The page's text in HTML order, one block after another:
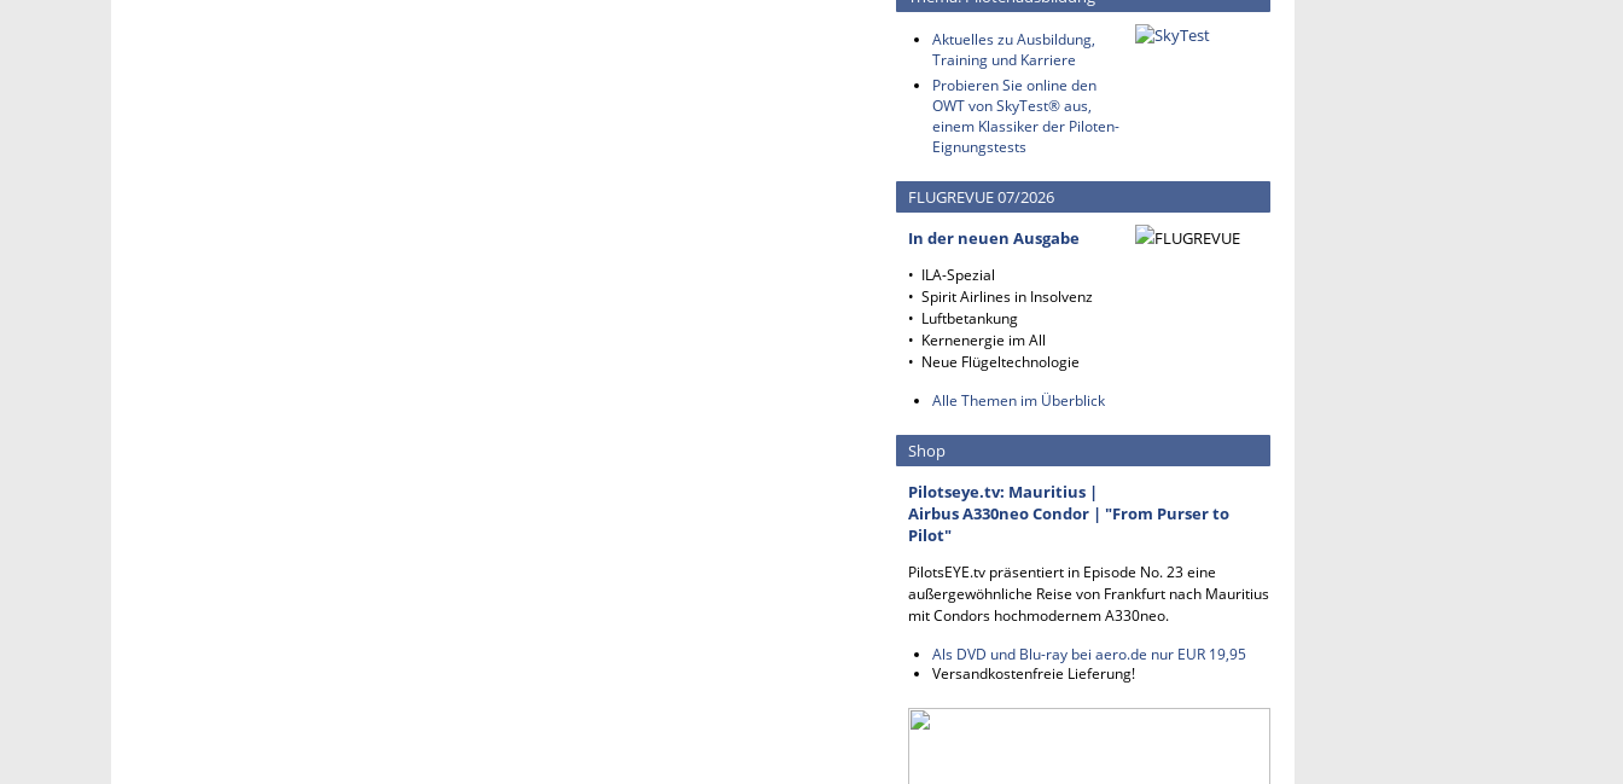
Aktuelles zu Ausbildung,
Training und Karriere
Probieren Sie online den
OWT von SkyTest® aus,
einem Klassiker der Piloten-
Eignungstests
FLUGREVUE 07/2026
In der neuen Ausgabe
• ILA-Spezial
• Spirit Airlines in Insolvenz
• Luftbetankung
• Kernenergie im All
• Neue Flügeltechnologie
Alle Themen im Überblick
Shop
Pilotseye.tv: Mauritius |
Airbus A330neo Condor | "From Purser to
Pilot"
PilotsEYE.tv präsentiert in Episode No. 23 eine
außergewöhnliche Reise von Frankfurt nach Mauritius
mit Condors hochmodernem A330neo.
Als DVD und Blu-ray bei aero.de nur EUR 19,95
Versandkostenfreie Lieferung!